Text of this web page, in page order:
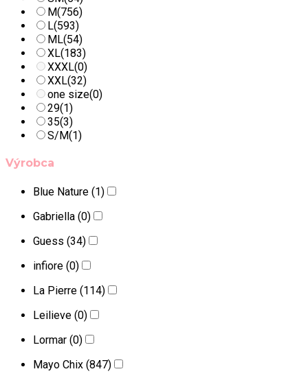
M(756)
L(593)
ML(54)
XL(183)
XXXL(0)
XXL(32)
one size(0)
29(1)
35(3)
S/M(1)
Výrobca
Blue Nature (1)
Gabriella (0)
Guess (34)
infiore (0)
La Pierre (114)
Leilieve (0)
Lormar (0)
Mayo Chix (847)